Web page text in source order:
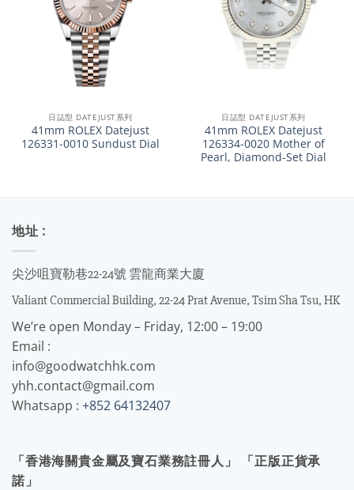
日誌型 DATEJUST系列
41mm ROLEX Datejust
126331-0010 Sundust Dial
日誌型 DATEJUST系列
41mm ROLEX Datejust
126334-0020 Mother of
Pearl, Diamond-Set Dial
地址 :
尖沙咀寶勒巷22-24號 雲龍商業大廈
Valiant Commercial Building, 22-24 Prat Avenue, Tsim Sha Tsu, HK
We’re open Monday – Friday, 12:00 – 19:00
Email :
info@goodwatchhk.com
yhh.contact@gmail.com
Whatsapp : +852 64132407
「香港海關貴金屬及寶石業務註冊人」 「正版正貨承
諾」